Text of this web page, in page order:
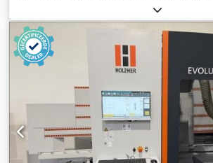
, Kleur: Wit Gewicht:
aanvraag - Bouwjaar: 2016 -
Type documentatie: Elektrische schema’s,
Onderdelenboek, Montage handleiding,
Besturingssysteem, Technische
Gebruikershandleiding - CE markering
certificaat aanwezig: Nee Dkodpfx
Serienummer: 109/1-606 - Draaiuren:
[st.]: 11 - └ 1e Unittype: Voorfreesunit - -
aanwezig: Ja - └ 2e Unittype: Lijmunit - └
Aandruk rollen - - Type/Merk: 1914 - -